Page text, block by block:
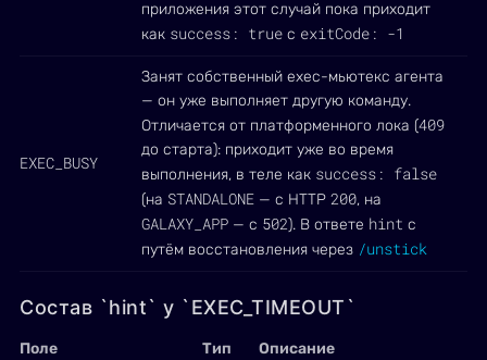
приложения этот случай пока приходит
как success: true с exitCode: -1
EXEC_BUSY
Занят собственный exec-мьютекс агента
— он уже выполняет другую команду.
Отличается от платформенного лока (409
до старта): приходит уже во время
выполнения, в теле как success: false
(на STANDALONE — с HTTP 200, на
GALAXY_APP — с 502). В ответе hint с
путём восстановления через /unstick
Состав `hint` у `EXEC_TIMEOUT`
Поле Тип Описание